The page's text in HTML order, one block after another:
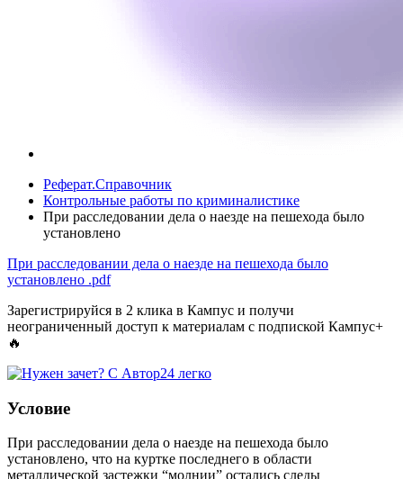
Реферат.Справочник
Контрольные работы по криминалистике
При расследовании дела о наезде на пешехода было
установлено
При расследовании дела о наезде на пешехода было
установлено .pdf
Зарегистрируйся в 2 клика в Кампус и получи
неограниченный доступ к материалам с подпиской Кампус+
🔥
Условие
При расследовании дела о наезде на пешехода было
установлено, что на куртке последнего в области
металлической застежки “молнии” остались следы